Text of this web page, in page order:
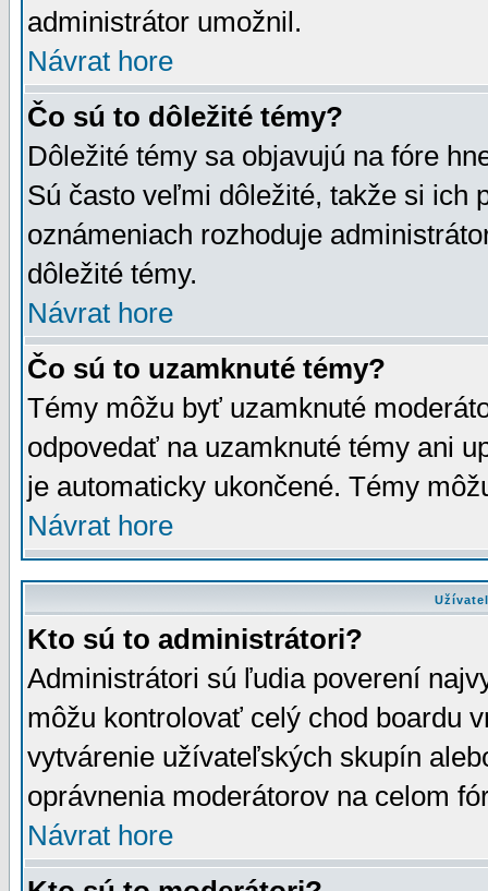
administrátor umožnil.
Návrat hore
Čo sú to dôležité témy?
Dôležité témy sa objavujú na fóre
Sú často veľmi dôležité, takže si ich
oznámeniach rozhoduje
dôležité témy.
Návrat hore
Čo sú to uzamknuté témy?
Témy môžu byť uzamknuté
odpovedať na uzamknuté témy ani
je automaticky ukončené. Témy
Návrat hore
Kto sú to administrátori?
Administrátori sú ľudia poverení
môžu kontrolovať celý chod boardu
vytvárenie užívateľských skupín
oprávnenia moderátorov na celom
Návrat hore